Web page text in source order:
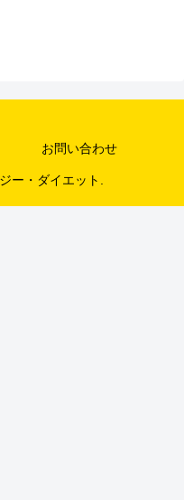
お問い合わせ
ー・ダイエット.